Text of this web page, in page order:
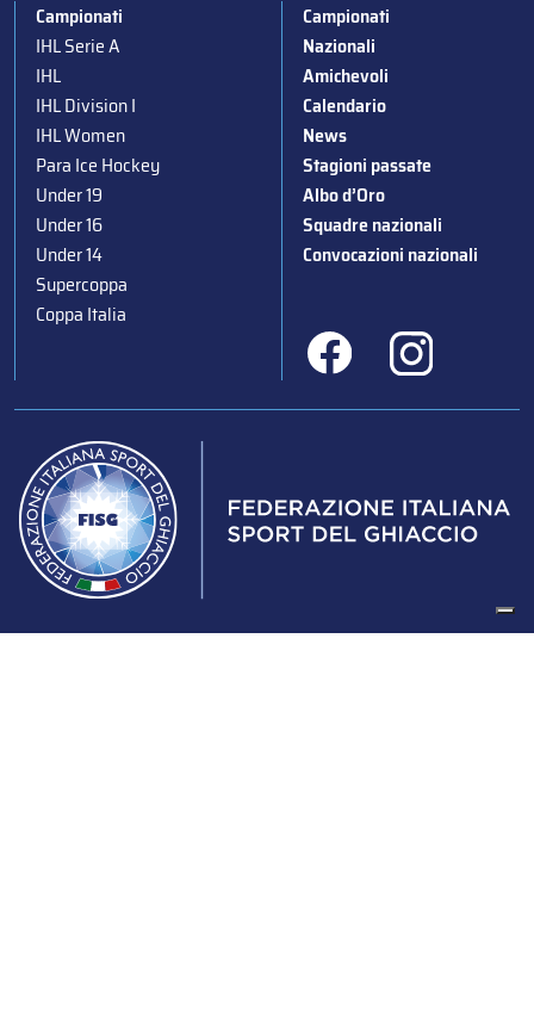
Campionati
IHL Serie A
IHL
IHL Division I
IHL Women
Para Ice Hockey
Under 19
Under 16
Under 14
Supercoppa
Coppa Italia
Campionati
Nazionali
Amichevoli
Calendario
News
Stagioni passate
Albo d’Oro
Squadre nazionali
Convocazioni nazionali